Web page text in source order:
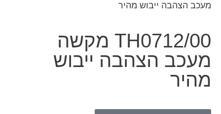
מעכב הצהבה ייבוש מהיר
TH0712/00 מקשה
מעכב הצהבה ייבוש
מהיר